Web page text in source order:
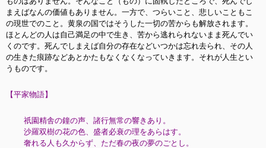
まえばなんの価値もありません。一方で、つらいこと、悲しいこともこ
の現世でのこと。黄泉の国ではそうした一切の苦からも解放されます。
ほとんどの人は自己満足の中で生き、苦から逃れられないまま死んでい
くのです。死んでしまえば自分の存在などいつかは忘れ去られ、その人
の生きた痕跡などあとかたもなくなくなっていきます。それが人生とい
うものです。
【平家物語】
祇園精舎の鐘の声、諸行無常の響きあり。
沙羅双樹の花の色、盛者必衰の理をあらはす。
奢れる人も久からず、ただ春の夜の夢のごとし。